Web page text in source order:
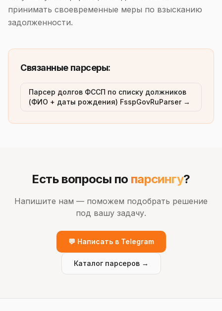
принимать своевременные меры по взысканию
задолженности.
Связанные парсеры:
Парсер долгов ФССП по списку должников
(ФИО + даты рождения) FsspGovRuParser →
Есть вопросы по парсингу?
Напишите нам — поможем подобрать решение
под вашу задачу.
💬 Написать в Telegram
Каталог парсеров →